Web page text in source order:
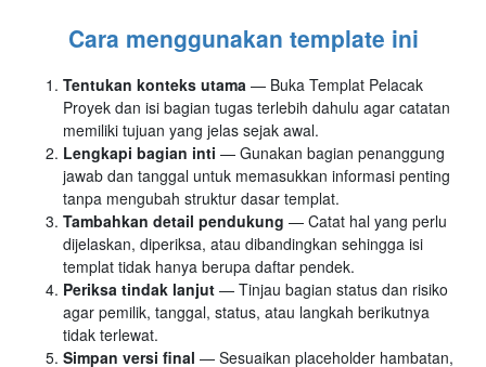
Cara menggunakan template ini
Tentukan konteks utama — Buka Templat Pelacak
Proyek dan isi bagian tugas terlebih dahulu agar catatan
memiliki tujuan yang jelas sejak awal.
Lengkapi bagian inti — Gunakan bagian penanggung
jawab dan tanggal untuk memasukkan informasi penting
tanpa mengubah struktur dasar templat.
Tambahkan detail pendukung — Catat hal yang perlu
dijelaskan, diperiksa, atau dibandingkan sehingga isi
templat tidak hanya berupa daftar pendek.
Periksa tindak lanjut — Tinjau bagian status dan risiko
agar pemilik, tanggal, status, atau langkah berikutnya
tidak terlewat.
Simpan versi final — Sesuaikan placeholder hambatan,